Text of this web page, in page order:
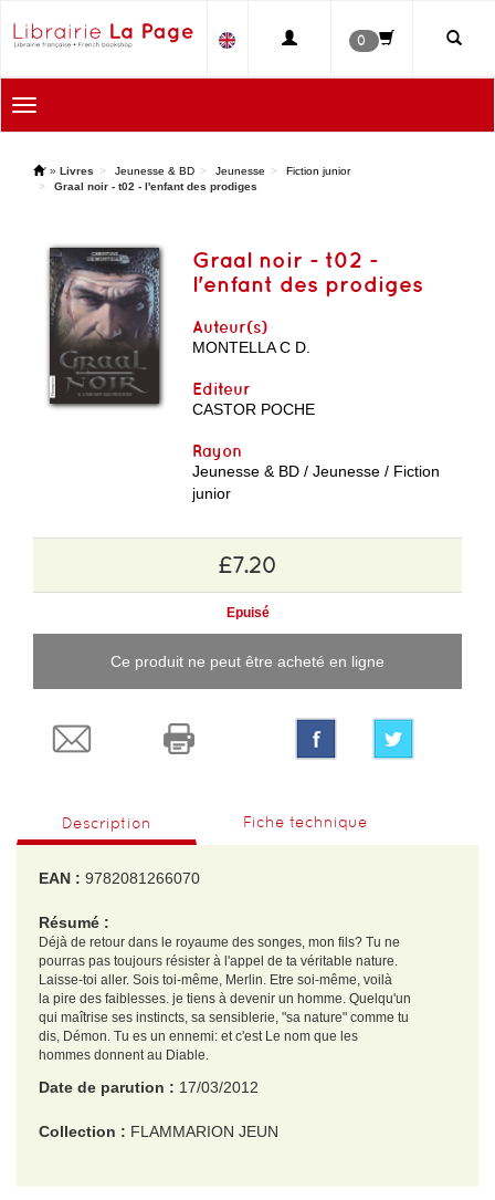
0
Toggle
navigation
' » Livres Jeunesse & BD Jeunesse
Fiction junior
Graal noir - t02 - l'enfant des prodiges
Graal noir - t02 -
l'enfant des prodiges
Auteur(s)
MONTELLA C D.
Editeur
CASTOR POCHE
Rayon
Jeunesse & BD / Jeunesse / Fiction
junior
£7.20
Epuisé
Ce produit ne peut être acheté en ligne
Description Fiche technique
EAN : 9782081266070
Résumé :
Déjà de retour dans le royaume des songes, mon fils? Tu ne
pourras pas toujours résister à l'appel de ta véritable nature.
Laisse-toi aller. Sois toi-même, Merlin. Etre soi-même, voilà
la pire des faiblesses. je tiens à devenir un homme. Quelqu'un
qui maîtrise ses instincts, sa sensiblerie, "sa nature" comme tu
dis, Démon. Tu es un ennemi: et c'est Le nom que les
hommes donnent au Diable.
Date de parution : 17/03/2012
Collection : FLAMMARION JEUN